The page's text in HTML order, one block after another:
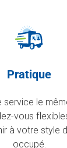
Pratique
service le
vous
à votre style
occupé.